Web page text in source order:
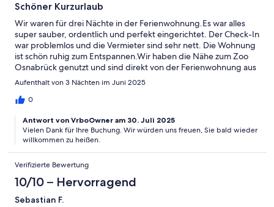
Schöner Kurzurlaub
Wir waren für drei Nächte in der Ferienwohnung.Es war alles
super sauber, ordentlich und perfekt eingerichtet. Der Check-In
war problemlos und die Vermieter sind sehr nett. Die Wohnung
ist schön ruhig zum Entspannen.Wir haben die Nähe zum Zoo
Osnabrück genutzt und sind direkt von der Ferienwohnung aus
im Wald gewandert. Hier gibt es eine reichliche Auswahl an
Aufenthalt von 3 Nächten im Juni 2025
0
Antwort von VrboOwner am 30. Juli 2025
Vielen Dank für Ihre Buchung. Wir würden uns freuen, Sie bald wieder
willkommen zu heißen.
Verifizierte Bewertung
10/10 – Hervorragend
Sebastian F.